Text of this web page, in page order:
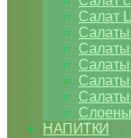
Салат
Салаты
Салаты
Салаты
НАПИТКИ